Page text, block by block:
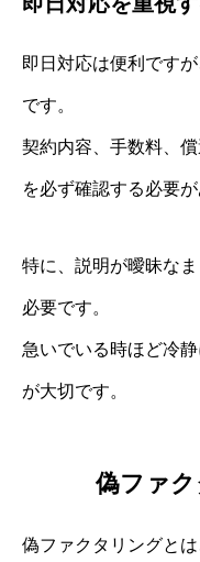
即日対応は便利です
です。
契約内容、手数料、
を必ず確認する必要が
特に、説明が曖昧な
必要です。
急いでいる時ほど冷
が大切です。
偽ファ
偽ファクタリングと